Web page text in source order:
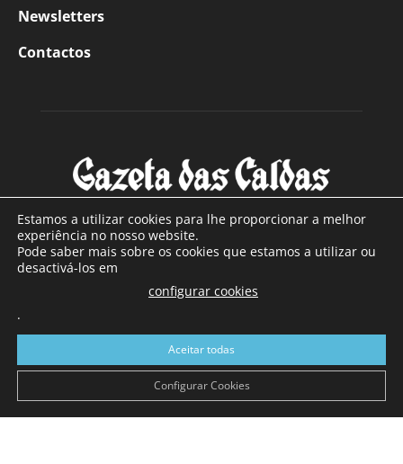
Newsletters
Contactos
SOBRE NÓS
Com sede nas Caldas da Rainha e mais de 90 anos de
a sul de distrito de Leiria, com mais de 40.000 leitores por
toda a região Oeste. Jornal com distribuição em Portugal
Continental e assinatura online.
Estamos a utilizar cookies para lhe proporcionar a melhor
experiência no nosso website.
Pode saber mais sobre os cookies que estamos a utilizar ou
desactivá-los em
configurar cookies
.
Aceitar todas
Configurar Cookies